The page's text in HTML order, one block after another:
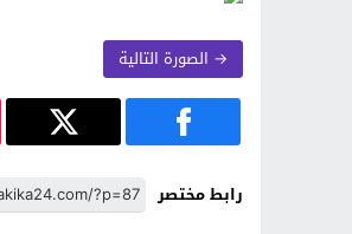
→ الصورة التالية
رابط مختصر